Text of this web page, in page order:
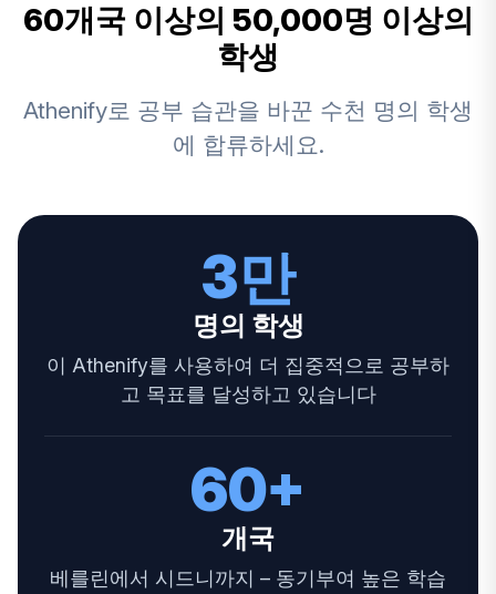
60개국 이상의 50,000명 이상의
학생
Athenify로 공부 습관을 바꾼 수천 명의 학생
에 합류하세요.
3만
명의 학생
이 Athenify를 사용하여 더 집중적으로 공부하
고 목표를 달성하고 있습니다
60+
개국
베를린에서 시드니까지 – 동기부여 높은 학습